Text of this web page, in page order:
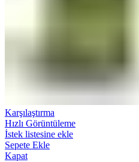
Karşılaştırma
Hızlı Görüntüleme
İstek listesine ekle
Sepete Ekle
Kapat